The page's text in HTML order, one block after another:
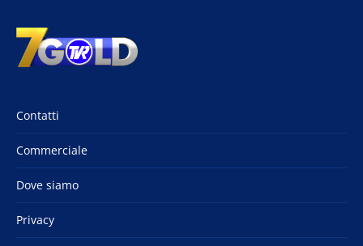
Contatti
Commerciale
Dove siamo
Privacy